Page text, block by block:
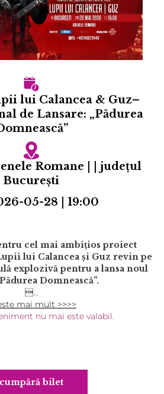
lui Calancea & Guz–
de Lansare: „Pădurea
Romane | | județul
Bucureşti
05-28 | 19:00
cel mai ambițios proiect
lui Calancea și Guz revin pe
explozivă pentru a lansa noul
Domnească”.
...
mai mult >>>>
nu mai este valabil.
cumpără bilet